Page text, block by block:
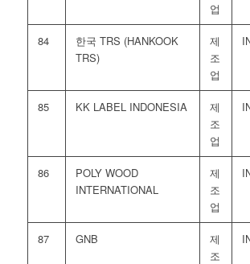
업
84
한국 TRS (HANKOOK
TRS)
제
조
업
85 KK LABEL INDONESIA
제
조
업
86
POLY WOOD
INTERNATIONAL
제
조
업
87 GNB
제
조